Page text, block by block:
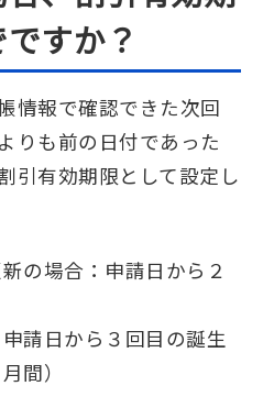
すか？
情報で確認できた次回
りも前の日付であった
引有効期限として設定し
の場合：申請日から２
請日から３回目の誕生
間）